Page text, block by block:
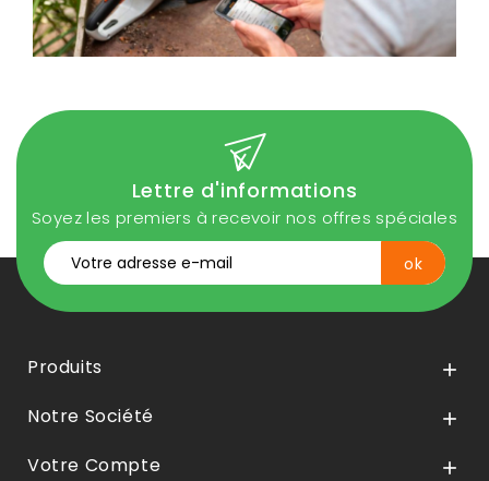
Lettre d'informations
Soyez les premiers à recevoir nos offres spéciales
Produits 
Notre Société 
Votre Compte 